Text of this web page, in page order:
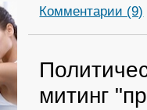
Комментарии (9)
митинг